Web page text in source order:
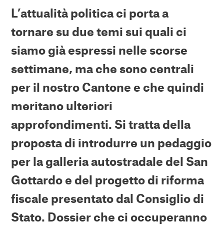
L’attualità politica ci porta a
tornare su due temi sui quali ci
siamo già espressi nelle scorse
settimane, ma che sono centrali
per il nostro Cantone e che quindi
meritano ulteriori
approfondimenti. Si tratta della
proposta di introdurre un pedaggio
per la galleria autostradale del San
Gottardo e del progetto di riforma
fiscale presentato dal Consiglio di
Stato. Dossier che ci occuperanno